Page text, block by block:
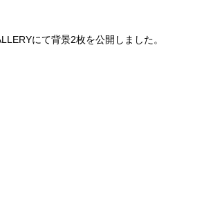
にて背景2枚を公開しました。